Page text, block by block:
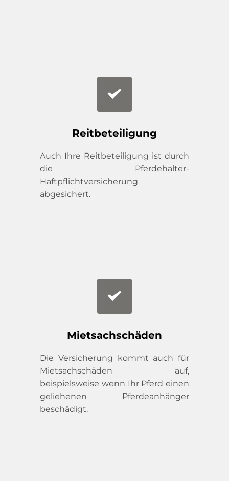
Reitbeteiligung
Auch Ihre Reitbeteiligung ist durch
die Pferdehalter-
Haftpflichtversicherung
abgesichert.
Mietsachschäden
Die Versicherung kommt auch für
Mietsachschäden auf,
beispielsweise wenn Ihr Pferd einen
geliehenen Pferdeanhänger
beschädigt.